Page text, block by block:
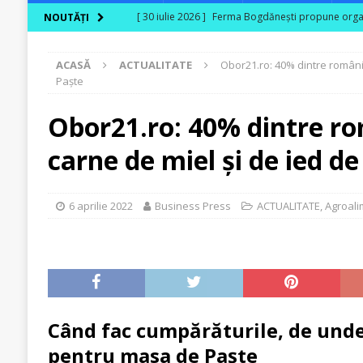
NOUTĂȚI [ 30 iulie 2026 ] Ferma Bogdănești propune
[ 30 iulie 2026 ]
Cinci ani de PPC blue
CITR – Insolvențele din
sunt în risc financiar
ACTUALITATE
[ 31 iulie 2026 ] În agricultura de astăzi,
Cum transformă produsele
ACASĂ ACTUALITATE
Obor21.ro: 40% dintre
Paște
Obor21.ro: 40% dintre
carne de miel și de ied
6 aprilie 2022 Business Press ACTUALITATE,
Când fac cumpărăturile, de
pentru masa de Paște